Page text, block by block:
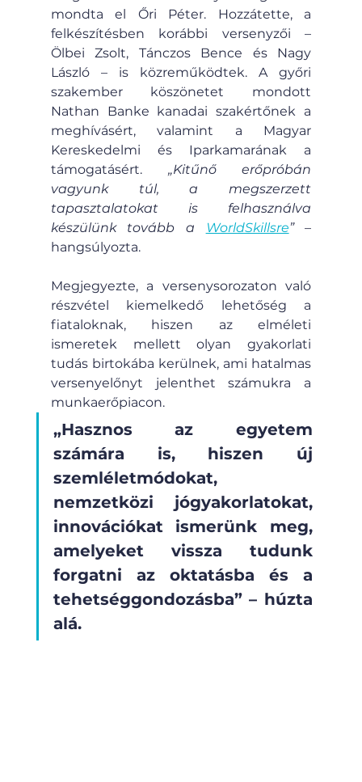
mondta el Őri Péter. Hozzátette, a
felkészítésben korábbi versenyzői –
Ölbei Zsolt, Tánczos Bence és Nagy
László – is közreműködtek. A győri
szakember köszönetet mondott
Nathan Banke kanadai szakértőnek a
meghívásért, valamint a Magyar
Kereskedelmi és Iparkamarának a
támogatásért. „Kitűnő erőpróbán
vagyunk túl, a megszerzett
tapasztalatokat is felhasználva
készülünk tovább a
WorldSkillsre” –
hangsúlyozta.
Megjegyezte, a versenysorozaton való
részvétel kiemelkedő lehetőség a
fiataloknak, hiszen az elméleti
ismeretek mellett olyan gyakorlati
tudás birtokába kerülnek, ami hatalmas
versenyelőnyt jelenthet számukra a
munkaerőpiacon.
„Hasznos az egyetem
számára is, hiszen új
szemléletmódokat,
nemzetközi jógyakorlatokat,
innovációkat ismerünk meg,
amelyeket vissza tudunk
forgatni az oktatásba és a
tehetséggondozásba” – húzta
alá.